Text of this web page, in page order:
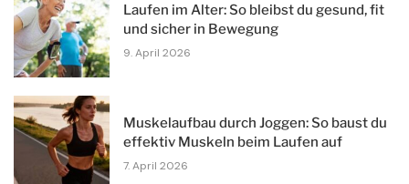
Laufen im Alter: So bleibst du gesund, fit
und sicher in Bewegung
9. April 2026
Muskelaufbau durch Joggen: So baust du
effektiv Muskeln beim Laufen auf
7. April 2026